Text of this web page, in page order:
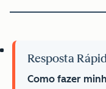
Resposta
Como fazer